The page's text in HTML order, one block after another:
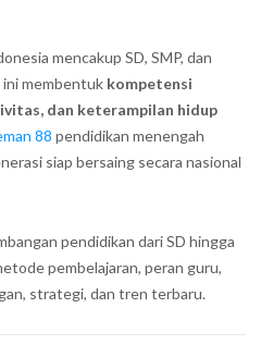
mencakup SD, SMP, dan
ini membentuk kompetensi
dan keterampilan hidup
88 pendidikan menengah
siap bersaing secara nasional
pendidikan dari SD hingga
pembelajaran, peran guru,
strategi, dan tren terbaru.